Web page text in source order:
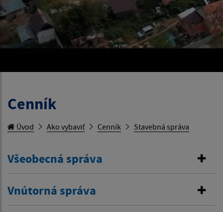
Cenník
Úvod Ako vybaviť Cenník Stavebná správa
Všeobecná správa
Vnútorná správa